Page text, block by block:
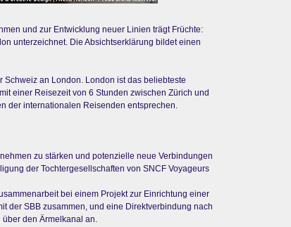
und zur Entwicklung neuer Linien trägt Früchte:
unterzeichnet. Die Absichtserklärung bildet einen
an London. London ist das beliebteste
einer Reisezeit von 6 Stunden zwischen Zürich und
der internationalen Reisenden entsprechen.
zu stärken und potenzielle neue Verbindungen
der Tochtergesellschaften von SNCF Voyageurs
bei einem Projekt zur Einrichtung einer
der SBB zusammen, und eine Direktverbindung nach
den Ärmelkanal an.